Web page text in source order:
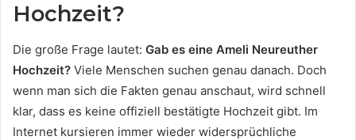
Hochzeit?
Die große Frage lautet: Gab es eine Ameli Neureuther
Hochzeit? Viele Menschen suchen genau danach. Doch
wenn man sich die Fakten genau anschaut, wird schnell
klar, dass es keine offiziell bestätigte Hochzeit gibt. Im
Internet kursieren immer wieder widersprüchliche